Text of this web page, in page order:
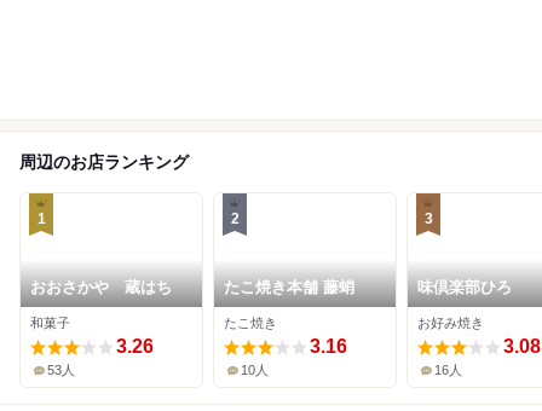
周辺のお店ランキング
1
おおさかや 蔵はち
和菓子
3.26
53人
2
たこ焼き本舗 藤蛸
たこ焼き
3.16
10人
3
味倶楽部ひろ
お好み焼き
3.08
16人